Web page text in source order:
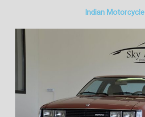
Indian Motorcycle